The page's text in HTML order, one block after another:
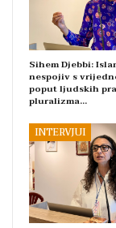
Sihem Djebbi:
nespojiv s
poput ljudskih
pluralizma…
INTERVJUI